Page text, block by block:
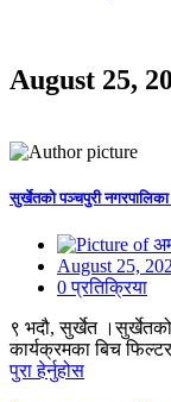
August 25,
सुर्खेतको पञ्चपुरी
August 25,
0 प्रतिक्रिया
९ भदौ, सुर्खेत
कार्यक्रमका बिच
पुरा हेर्नुहोस